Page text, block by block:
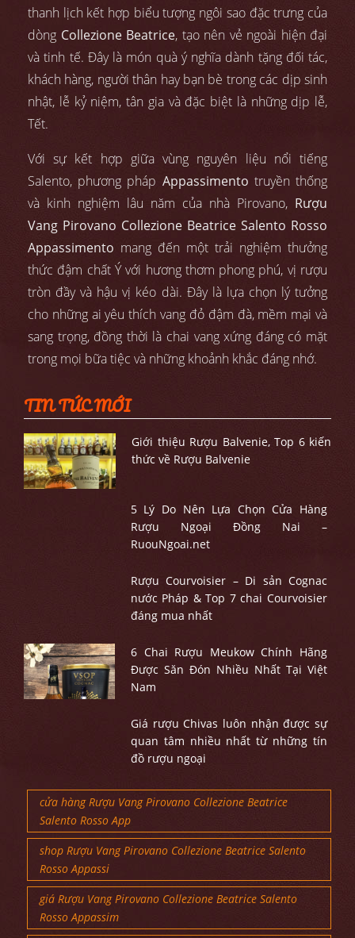
thanh lịch kết hợp biểu tượng ngôi sao đặc trưng của
dòng Collezione Beatrice, tạo nên vẻ ngoài hiện đại
và tinh tế. Đây là món quà ý nghĩa dành tặng đối tác,
khách hàng, người thân hay bạn bè trong các dịp sinh
nhật, lễ kỷ niệm, tân gia và đặc biệt là những dịp lễ,
Tết.
Với sự kết hợp giữa vùng nguyên liệu nổi tiếng
Salento, phương pháp Appassimento truyền thống
và kinh nghiệm lâu năm của nhà Pirovano, Rượu
Vang Pirovano Collezione Beatrice Salento Rosso
Appassimento mang đến một trải nghiệm thưởng
thức đậm chất Ý với hương thơm phong phú, vị rượu
tròn đầy và hậu vị kéo dài. Đây là lựa chọn lý tưởng
cho những ai yêu thích vang đỏ đậm đà, mềm mại và
sang trọng, đồng thời là chai vang xứng đáng có mặt
trong mọi bữa tiệc và những khoảnh khắc đáng nhớ.
TIN TỨC MỚI
Giới thiệu Rượu Balvenie, Top 6 kiến
thức về Rượu Balvenie
5 Lý Do Nên Lựa Chọn Cửa Hàng
Rượu Ngoại Đồng Nai –
RuouNgoai.net
Rượu Courvoisier – Di sản Cognac
nước Pháp & Top 7 chai Courvoisier
đáng mua nhất
6 Chai Rượu Meukow Chính Hãng
Được Săn Đón Nhiều Nhất Tại Việt
Nam
Giá rượu Chivas luôn nhận được sự
quan tâm nhiều nhất từ những tín
đồ rượu ngoại
cửa hàng Rượu Vang Pirovano Collezione Beatrice
Salento Rosso App
shop Rượu Vang Pirovano Collezione Beatrice Salento
Rosso Appassi
giá Rượu Vang Pirovano Collezione Beatrice Salento
Rosso Appassim